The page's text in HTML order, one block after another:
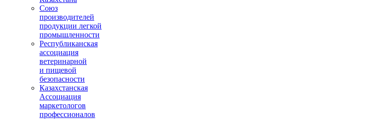
Союз
производителей
продукции легкой
промышленности
Республиканская
ассоциация
ветеринарной
и пищевой
безопасности
Казахстанская
Ассоциация
маркетологов
профессионалов